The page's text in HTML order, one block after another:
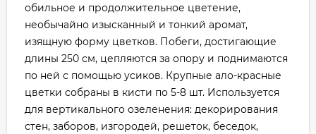
обильное и продолжительное цветение,
необычайно изысканный и тонкий аромат,
изящную форму цветков. Побеги, достигающие
длины 250 см, цепляются за опору и поднимаются
по ней с помощью усиков. Крупные ало-красные
цветки собраны в кисти по 5-8 шт. Используется
для вертикального озеленения: декорирования
стен, заборов, изгородей, решеток, беседок,